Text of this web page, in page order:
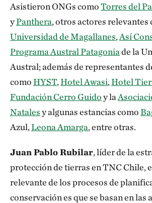
Asistieron ONGs comoTorres del
yPanthera, otros actores relevantes
Universidad de Magallanes, Así
Programa Austral Patagoniade la
Austral; además de representantes
comoHYST,Hotel Awasi,Hotel
Fundación Cerro Guidoy la
Natalesy algunas estancias como
Azul,Leona Amarga, entre otras.
Juan Pablo Rubilar, líder de la
protección de tierras en TNC Chile,
relevante de los procesos de
conservación es que se basan en las